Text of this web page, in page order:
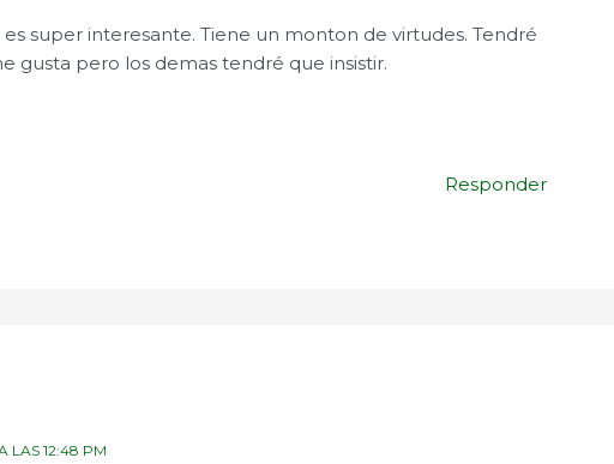
super interesante. Tiene un monton de virtudes. Tendré
gusta pero los demas tendré que insistir.
Responder
LAS 12:48 PM